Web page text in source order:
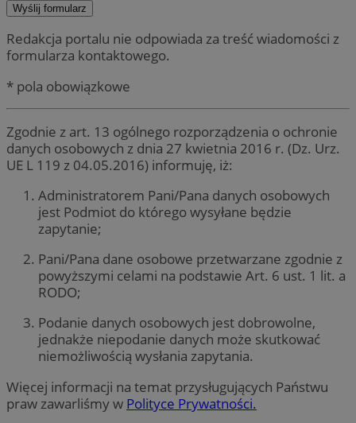
Redakcja portalu nie odpowiada za treść wiadomości z
formularza kontaktowego.
* pola obowiązkowe
Zgodnie z art. 13 ogólnego rozporządzenia o ochronie
danych osobowych z dnia 27 kwietnia 2016 r. (Dz. Urz.
UE L 119 z 04.05.2016) informuję, iż:
Administratorem Pani/Pana danych osobowych
jest Podmiot do którego wysyłane będzie
zapytanie;
Pani/Pana dane osobowe przetwarzane zgodnie z
powyższymi celami na podstawie Art. 6 ust. 1 lit. a
RODO;
Podanie danych osobowych jest dobrowolne,
jednakże niepodanie danych może skutkować
niemożliwością wysłania zapytania.
Więcej informacji na temat przysługujących Państwu
praw zawarliśmy w Polityce Prywatności.